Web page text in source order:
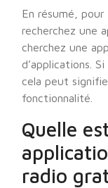
En résumé,
recherchez une
cherchez une
d’applications.
cela peut
fonctionnalité.
Quelle
radio